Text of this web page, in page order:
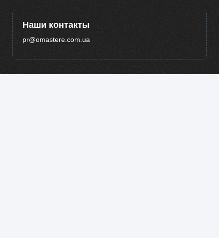
Наши контакты
pr@omastere.com.ua